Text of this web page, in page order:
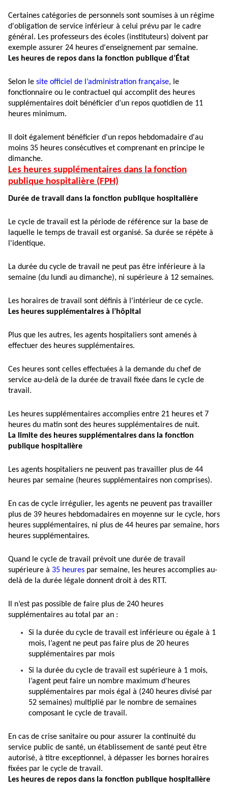
Certaines catégories de personnels sont soumises à un régime
d'obligation de service inférieur à celui prévu par le cadre
général. Les professeurs des écoles (instituteurs) doivent par
exemple assurer 24 heures d'enseignement par semaine.
Les heures de repos dans la fonction publique d’État
Selon le site officiel de l’administration française, le
fonctionnaire ou le contractuel qui accomplit des heures
supplémentaires doit bénéficier d’un repos quotidien de 11
heures minimum.
Il doit également bénéficier d'un repos hebdomadaire d'au
moins 35 heures consécutives et comprenant en principe le
dimanche.
Les heures supplémentaires dans la fonction
publique hospitalière (FPH)
Durée de travail dans la fonction publique hospitalière
Le cycle de travail est la période de référence sur la base de
laquelle le temps de travail est organisé. Sa durée se répète à
l'identique.
La durée du cycle de travail ne peut pas être inférieure à la
semaine (du lundi au dimanche), ni supérieure à 12 semaines.
Les horaires de travail sont définis à l'intérieur de ce cycle.
Les heures supplémentaires à l’hôpital
Plus que les autres, les agents hospitaliers sont amenés à
effectuer des heures supplémentaires.
Ces heures sont celles effectuées à la demande du chef de
service au-delà de la durée de travail fixée dans le cycle de
travail.
Les heures supplémentaires accomplies entre 21 heures et 7
heures du matin sont des heures supplémentaires de nuit.
La limite des heures supplémentaires dans la fonction
publique hospitalière
Les agents hospitaliers ne peuvent pas travailler plus de 44
heures par semaine (heures supplémentaires non comprises).
En cas de cycle irrégulier, les agents ne peuvent pas travailler
plus de 39 heures hebdomadaires en moyenne sur le cycle, hors
heures supplémentaires, ni plus de 44 heures par semaine, hors
heures supplémentaires.
Quand le cycle de travail prévoit une durée de travail
supérieure à 35 heures par semaine, les heures accomplies au-
delà de la durée légale donnent droit à des RTT.
Il n’est pas possible de faire plus de 240 heures
supplémentaires au total par an :
Si la durée du cycle de travail est inférieure ou égale à 1
mois, l’agent ne peut pas faire plus de 20 heures
supplémentaires par mois
Si la durée du cycle de travail est supérieure à 1 mois,
l’agent peut faire un nombre maximum d'heures
supplémentaires par mois égal à (240 heures divisé par
52 semaines) multiplié par le nombre de semaines
composant le cycle de travail.
En cas de crise sanitaire ou pour assurer la continuité du
service public de santé, un établissement de santé peut être
autorisé, à titre exceptionnel, à dépasser les bornes horaires
fixées par le cycle de travail.
Les heures de repos dans la fonction publique hospitalière